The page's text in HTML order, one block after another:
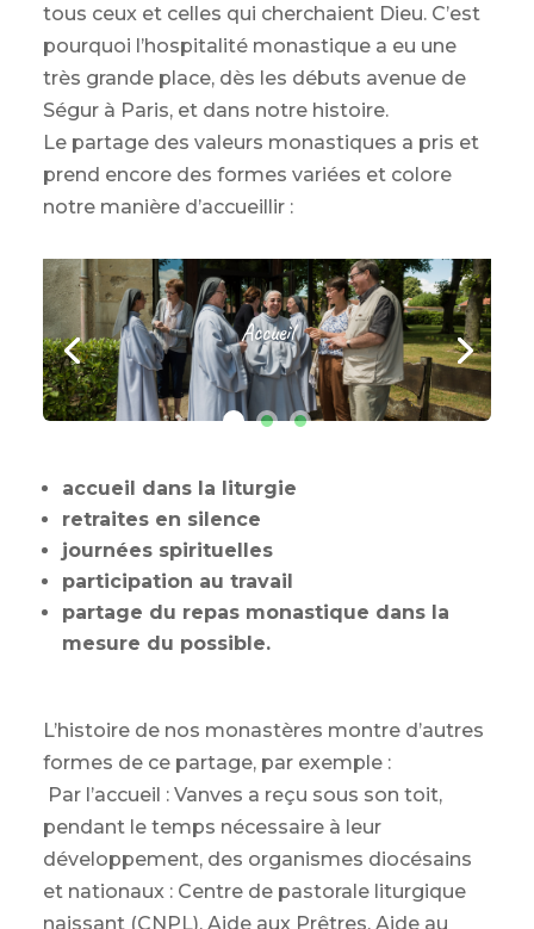
tous ceux et celles qui cherchaient Dieu. C’est
pourquoi l’hospitalité monastique a eu une
très grande place, dès les débuts avenue de
Ségur à Paris, et dans notre histoire.
Le partage des valeurs monastiques a pris et
prend encore des formes variées et colore
notre manière d’accueillir :
Accueil
accueil dans la liturgie
retraites en silence
journées spirituelles
participation au travail
partage du repas monastique dans la
mesure du possible.
L’histoire de nos monastères montre d’autres
formes de ce partage, par exemple :
Par l’accueil : Vanves a reçu sous son toit,
pendant le temps nécessaire à leur
développement, des organismes diocésains
et nationaux : Centre de pastorale liturgique
naissant (CNPL), Aide aux Prêtres, Aide au